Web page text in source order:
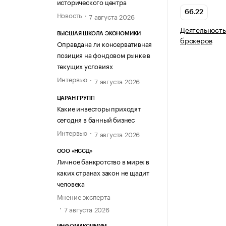
Новость
7 августа 2026
ВЫСШАЯ ШКОЛА ЭКОНОМИКИ
Оправдана ли консервативная
позиция на фондовом рынке в
текущих условиях
Интервью
7 августа 2026
ЦАРАН ГРУПП
Какие инвесторы приходят
сегодня в банный бизнес
Интервью
7 августа 2026
ООО «НССД»
Личное банкротство в мире: в
каких странах закон не щадит
человека
Мнение эксперта
7 августа 2026
66.22
брокеров